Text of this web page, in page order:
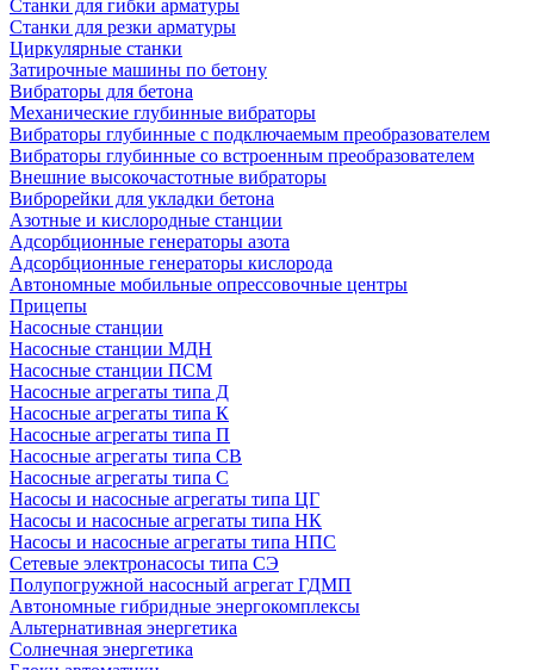
Станки для гибки арматуры
Станки для резки арматуры
Циркулярные станки
Затирочные машины по бетону
Вибраторы для бетона
Механические глубинные вибраторы
Вибраторы глубинные с подключаемым преобразователем
Вибраторы глубинные со встроенным преобразователем
Внешние высокочастотные вибраторы
Виброрейки для укладки бетона
Азотные и кислородные станции
Адсорбционные генераторы азота
Адсорбционные генераторы кислорода
Автономные мобильные опрессовочные центры
Прицепы
Насосные станции
Насосные станции МДН
Насосные станции ПСМ
Насосные агрегаты типа Д
Насосные агрегаты типа К
Насосные агрегаты типа П
Насосные агрегаты типа СВ
Насосные агрегаты типа С
Насосы и насосные агрегаты типа ЦГ
Насосы и насосные агрегаты типа НК
Насосы и насосные агрегаты типа НПС
Сетевые электронасосы типа СЭ
Полупогружной насосный агрегат ГДМП
Автономные гибридные энергокомплексы
Альтернативная энергетика
Солнечная энергетика